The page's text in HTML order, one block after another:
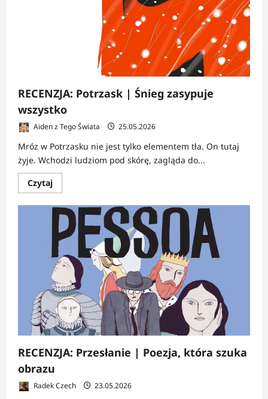
RECENZJA: Potrzask | Śnieg zasypuje
wszystko
Aiden z Tego Świata 25.05.2026
Mróz w Potrzasku nie jest tylko elementem tła. On tutaj
żyje. Wchodzi ludziom pod skórę, zagląda do...
CzytajDowiedz
się
o
RECENZJA:
Potrzask
Śnieg
zasypuje
wszystko
RECENZJA: Przesłanie | Poezja, która szuka
obrazu
Radek Czech 23.05.2026